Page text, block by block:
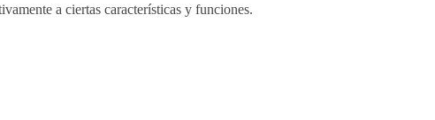
a ciertas características y funciones.